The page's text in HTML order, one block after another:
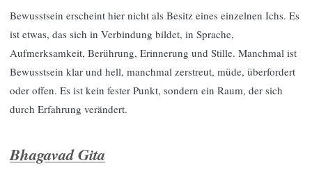
Bewusstsein erscheint hier nicht als Besitz eines einzelnen Ichs. Es
ist etwas, das sich in Verbindung bildet, in Sprache,
Aufmerksamkeit, Berührung, Erinnerung und Stille. Manchmal ist
Bewusstsein klar und hell, manchmal zerstreut, müde, überfordert
oder offen. Es ist kein fester Punkt, sondern ein Raum, der sich
durch Erfahrung verändert.
Bhagavad Gita